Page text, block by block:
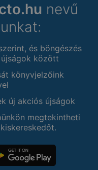
nevű
és böngészés
között
könyvjelzőink
új akciós újságok
megtekintheti